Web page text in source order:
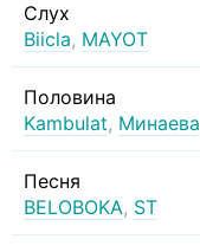
Слух
Biicla, MAYOT
Половина
Kambulat, Минаева
Песня
BELOBOKA, ST